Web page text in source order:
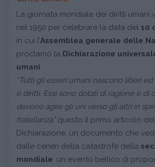
La giornata mondiale dei diritti umani
nel 1950 per celebrare la data del 10
in cui l’Assemblea generale delle
proclamò la Dichiarazione
umani
“Tutti gli esseri umani nascono liberi
e diritti. Essi sono dotati di ragione e di
devono agire gli uni verso gli altri in
fratellanza”questo il primo articolo
Dichiarazione, un documento che
dalle ceneri della catastrofe della
mondiale , un evento bellico di